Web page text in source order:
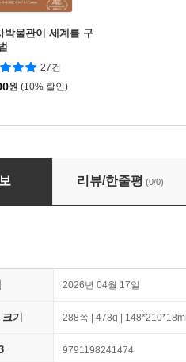
박물관이 세계를 구
27건
원 (10% 할인)
리뷰/한줄평 (0/0)
2026년 04월 17일
기 288쪽 | 478g |
9791198241474